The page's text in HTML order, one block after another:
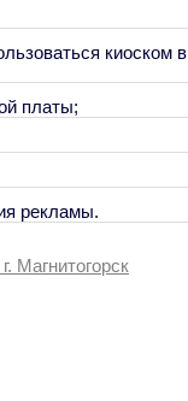
киоском в
платы;
рекламы.
Магнитогорск